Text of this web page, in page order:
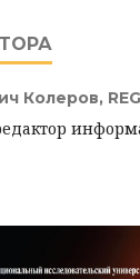
Колеров,